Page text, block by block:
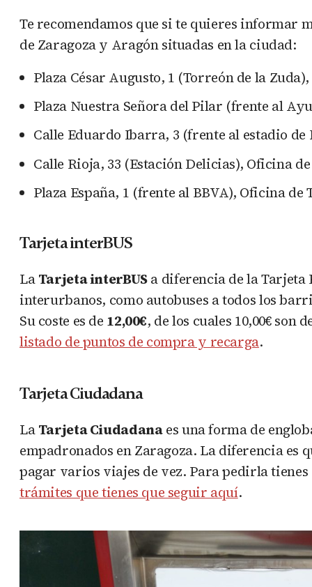
Te recomendamos que si te quieres informar
de Zaragoza y Aragón situadas en la ciudad:
Plaza César Augusto, 1 (Torreón de la
Plaza Nuestra Señora del Pilar (frente al
Calle Eduardo Ibarra, 3 (frente al estadio
Calle Rioja, 33 (Estación Delicias), Oficina
Plaza España, 1 (frente al BBVA), Oficina
Tarjeta interBUS
LaTarjeta interBUSa diferencia de la Tarjeta
interurbanos, como autobuses a todos los
Su coste es de 12,00€, de los cuales 10,00€ son
listado de puntos de compra y recarga.
Tarjeta Ciudadana
LaTarjeta Ciudadanaes una forma de
empadronados en Zaragoza. La diferencia es
pagar varios viajes de vez. Para pedirla
trámites que tienes que seguir aquí.